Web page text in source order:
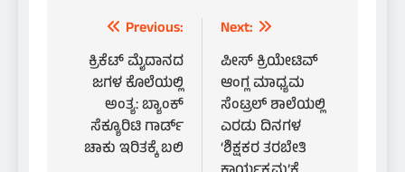
navigation
Previous:
ಕ್ರಿಕೆಟ್ ಮೈದಾನದ
ಜಗಳ ಕೊಲೆಯಲ್ಲಿ
ಅಂತ್ಯ: ಬ್ಯಾಂಕ್
ಸೆಕ್ಯೂರಿಟಿ ಗಾರ್ಡ್
ಚಾಕು ಇರಿತಕ್ಕೆ ಬಲಿ
Next:
ಪೀಸ್ ಕ್ರಿಯೇಟಿವ್
ಆಂಗ್ಲ ಮಾಧ್ಯಮ
ಸೆಂಟ್ರಲ್ ಶಾಲೆಯಲ್ಲಿ
ಎರಡು ದಿನಗಳ
‘ಶಿಕ್ಷಕರ ತರಬೇತಿ